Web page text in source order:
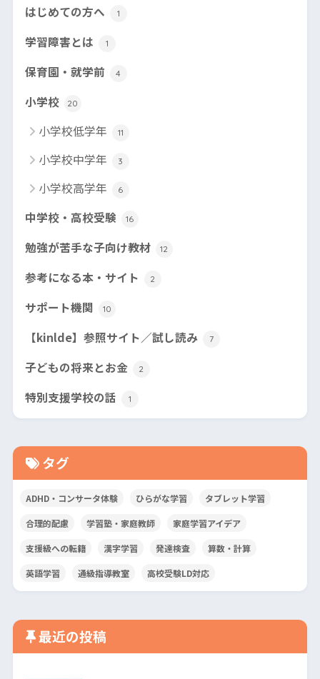
はじめての方へ 1
学習障害とは 1
保育園・就学前 4
小学校 20
小学校低学年 11
小学校中学年 3
小学校高学年 6
中学校・高校受験 16
勉強が苦手な子向け教材 12
参考になる本・サイト 2
サポート機関 10
【kinlde】参照サイト／試し読み 7
子どもの将来とお金 2
特別支援学校の話 1
タグ
ADHD・コンサータ体験 ひらがな学習 タブレット学習
合理的配慮 学習塾・家庭教師 家庭学習アイデア
支援級への転籍 漢字学習 発達検査 算数・計算
英語学習 通級指導教室 高校受験LD対応
最近の投稿